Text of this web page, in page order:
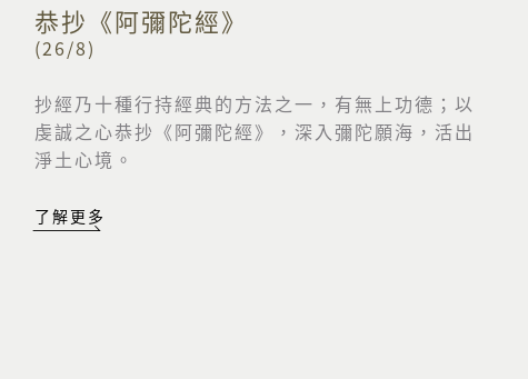
恭抄《阿彌陀經》
(26/8)
抄經乃十種行持經典的方法之一，有無上功德；以
虔誠之心恭抄《阿彌陀經》，深入彌陀願海，活出
淨土心境。
了解更多